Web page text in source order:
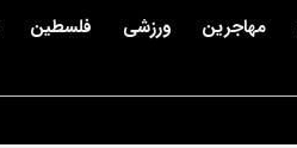
مهاجرین ورزشی فلسطین